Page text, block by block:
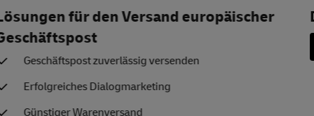
DHL E-Commerce Trends Report 2025
Mehr erfahren